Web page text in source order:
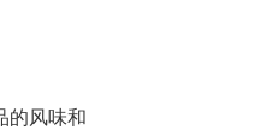
的风味和